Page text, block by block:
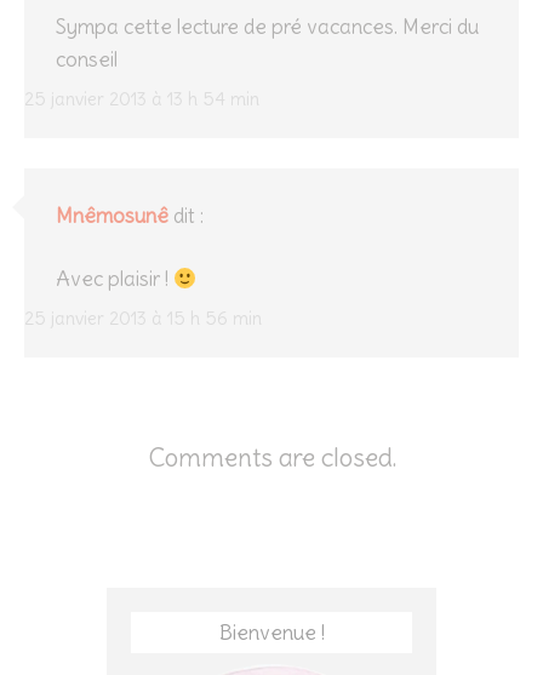
25 janvier 2013 à 13 h 54 min
Sympa cette lecture de pré vacances. Merci du
conseil
Mnêmosunê dit :
25 janvier 2013 à 15 h 56 min
Avec plaisir !
Comments are closed.
Bienvenue !